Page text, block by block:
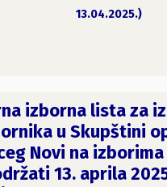
13.04.2025.)
izborna lista za
u Skupštini
Novi na
13. aprila